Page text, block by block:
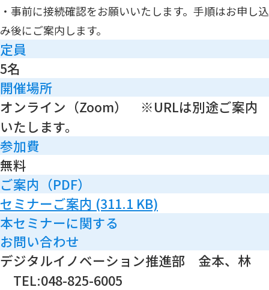
・事前に接続確認をお願いいたします。手順はお申し込
み後にご案内します。
定員
5名
開催場所
オンライン（Zoom） ※URLは別途ご案内
いたします。
参加費
無料
ご案内（PDF）
セミナーご案内 (311.1 KB)
本セミナーに関する
お問い合わせ
デジタルイノベーション推進部 金本、林
TEL:048-825-6005